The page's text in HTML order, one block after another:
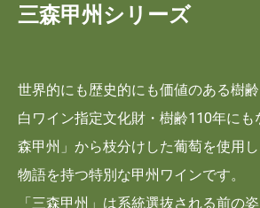
三森甲州シリーズ
世界的にも歴史的にも価値のある樹
白ワイン指定文化財・樹齢110年にも
森甲州」から枝分けした葡萄を使用
物語を持つ特別な甲州ワインです。
「三森甲州」は系統選抜される前の